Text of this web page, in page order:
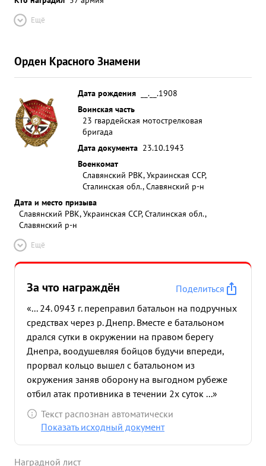
Ещё
Орден Красного Знамени
Дата рождения
__.__.1908
Воинская часть
23 гвардейская мотострелковая
бригада
Дата документа 23.10.1943
Военкомат
Славянский РВК, Украинская ССР,
Сталинская обл., Славянский р-н
Дата и место призыва
Славянский РВК, Украинская ССР, Сталинская обл.,
Славянский р-н
Ещё
За что награждён
Поделиться
«... 24. 0943 г. переправил батальон на подручных
средствах через р. Днепр. Вместе е батальоном
дрался сутки в окружении на правом берегу
Днепра, воодушевляя бойцов будучи впереди,
прорвал кольцо вышел с батальоном из
окружения заняв оборону на выгодном рубеже
отбил атак противника в течении 2х суток ...»
Текст распознан автоматически
Показать исходный документ
Наградной лист